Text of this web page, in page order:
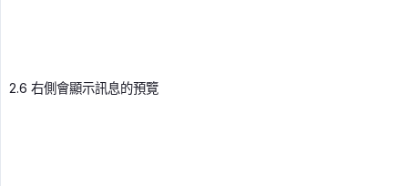
2.6 右側會顯示訊息的預覽